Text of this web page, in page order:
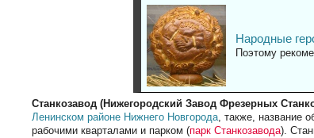
Народные
Поэтому
Станкозавод (Нижегородский Завод Фрезерных
Ленинском районе Нижнего Новгорода, также, название
рабочими кварталами и парком (парк Станкозавода).